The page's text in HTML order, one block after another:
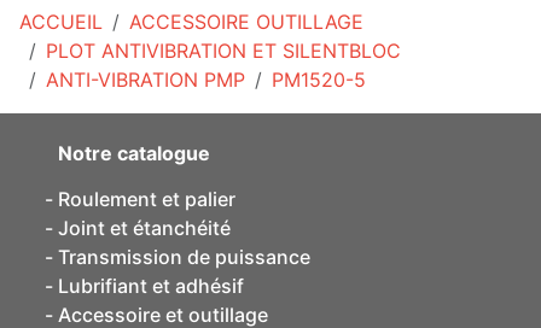
ACCUEIL
ACCESSOIRE OUTILLAGE
PLOT ANTIVIBRATION ET SILENTBLOC
ANTI-VIBRATION PMP
PM1520-5
Notre catalogue
Roulement et palier
Joint et étanchéité
Transmission de puissance
Lubrifiant et adhésif
Accessoire et outillage